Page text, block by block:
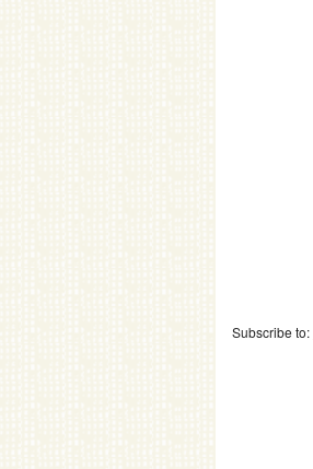
Subscribe to: